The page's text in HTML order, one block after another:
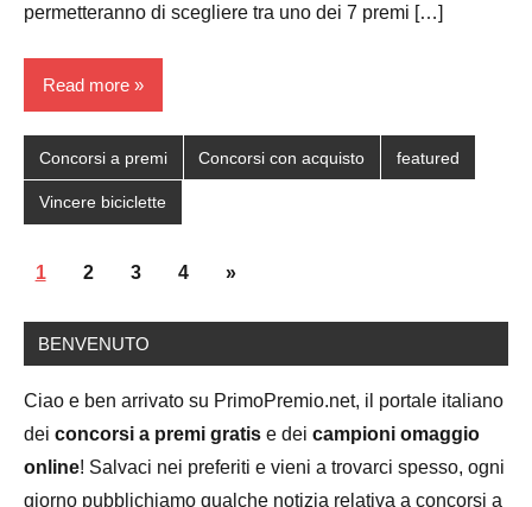
permetteranno di scegliere tra uno dei 7 premi […]
Read more
Concorsi a premi Concorsi con acquisto featured
Vincere biciclette
Posts
1 2 3 4
Next
»
BENVENUTO
Ciao e ben arrivato su PrimoPremio.net, il portale italiano
dei concorsi a premi gratis e dei campioni omaggio
online! Salvaci nei preferiti e vieni a trovarci spesso, ogni
giorno pubblichiamo qualche notizia relativa a concorsi a